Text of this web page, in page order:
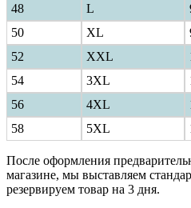
48
L
50
XL
52
XXL
54
3XL
56
4XL
58
5XL
После оформления
магазине, мы выставляем
резервируем товар на 3 дня.